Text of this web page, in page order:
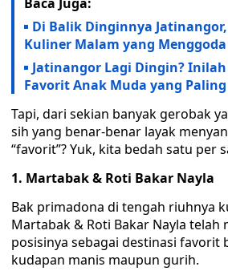
Di Balik Dinginnya
Kuliner Malam yang Menggoda
Jatinangor Lagi Dingin?
Favorit Anak Muda yang
Tapi, dari sekian banyak gerobak
sih yang benar-benar layak
“favorit”? Yuk, kita bedah satu per
1. Martabak & Roti Bakar Nayla
Bak primadona di tengah riuhnya
Martabak & Roti Bakar Nayla telah
posisinya sebagai destinasi favorit
kudapan manis maupun gurih.